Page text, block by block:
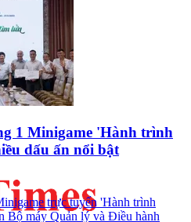
1 Minigame 'Hành trình
dấu ấn nổi bật
trực tuyến 'Hành trình
Bộ máy Quản lý và Điều hành